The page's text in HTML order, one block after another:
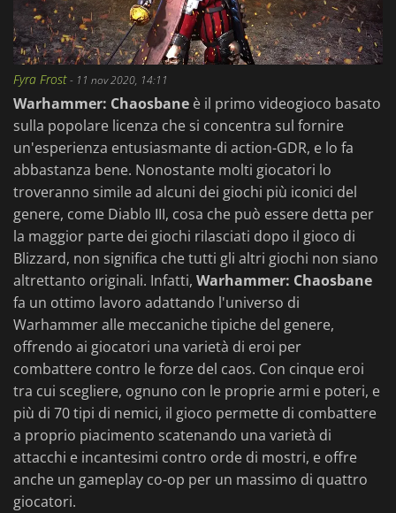
Fyra Frost- 11 nov 2020, 14:11
Warhammer: Chaosbane è il primo videogioco basato
sulla popolare licenza che si concentra sul fornire
un'esperienza entusiasmante di action-GDR, e lo fa
abbastanza bene. Nonostante molti giocatori lo
troveranno simile ad alcuni dei giochi più iconici del
genere, come Diablo III, cosa che può essere detta per
la maggior parte dei giochi rilasciati dopo il gioco di
Blizzard, non significa che tutti gli altri giochi non siano
altrettanto originali. Infatti, Warhammer: Chaosbane
fa un ottimo lavoro adattando l'universo di
Warhammer alle meccaniche tipiche del genere,
offrendo ai giocatori una varietà di eroi per
combattere contro le forze del caos. Con cinque eroi
tra cui scegliere, ognuno con le proprie armi e poteri, e
più di 70 tipi di nemici, il gioco permette di combattere
a proprio piacimento scatenando una varietà di
attacchi e incantesimi contro orde di mostri, e offre
anche un gameplay co-op per un massimo di quattro
giocatori.